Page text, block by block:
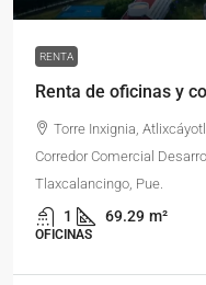
RENTA
Renta de oficinas y
Torre Inxignia,
Corredor Comercial
Tlaxcalancingo, Pue.
1 69.29 m²
OFICINAS